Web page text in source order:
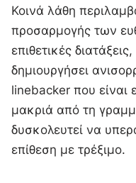
Κοινά λάθη
προσαρμογής των
επιθετικές
δημιουργήσει
linebacker που είναι
μακριά από τη
δυσκολευτεί να
επίθεση με τρέξιμο.